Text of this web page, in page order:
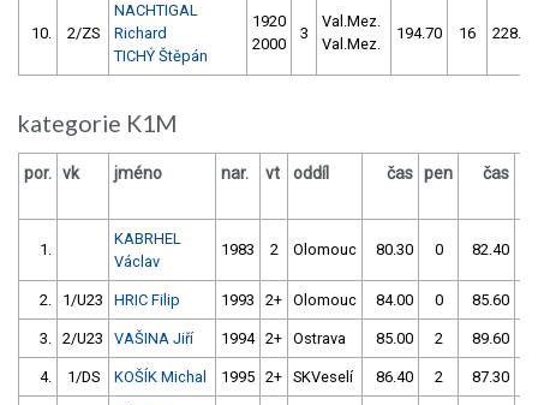
10. 2/ZS
NACHTIGAL
Richard
TICHÝ Štěpán
1920
2000
3
Val.Mez.
Val.Mez.
194.70 16 228.40
kategorie K1M
por. vk jméno nar. vt oddíl čas pen čas
1.
KABRHEL
Václav
1983 2 Olomouc 80.30 0 82.40
2. 1/U23 HRIC Filip 1993 2+ Olomouc 84.00 0 85.60
3. 2/U23 VAŠINA Jiří 1994 2+ Ostrava 85.00 2 89.60
4. 1/DS KOŠÍK Michal 1995 2+ SKVeselí 86.40 2 87.30